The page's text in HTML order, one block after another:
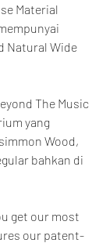
Material
Natural Wide
The Music
yang
Wood,
bahkan di
get our most
our patent-